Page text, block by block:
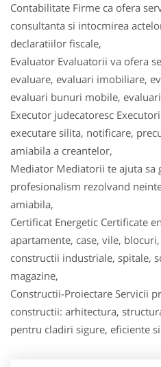
Contabilitate Firme ca ofera
consultanta si intocmirea
declaratiilor fiscale,
Evaluator Evaluatorii va ofera
evaluare, evaluari imobiliare,
evaluari bunuri mobile,
Executor judecatoresc
executare silita, notificare,
amiabila a creantelor,
Mediator Mediatorii te ajuta sa
profesionalism rezolvand
amiabila,
Certificat Energetic Certificate
apartamente, case, vile,
constructii industriale, spitale,
magazine,
Constructii-Proiectare Servicii
constructii: arhitectura,
pentru cladiri sigure, eficiente